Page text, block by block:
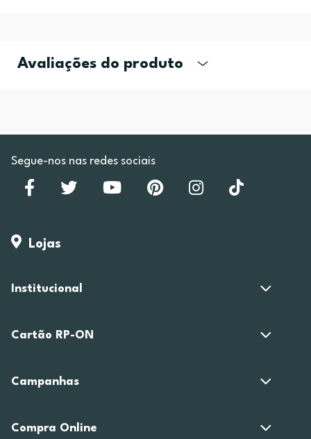
Avaliações do produto
Segue-nos nas redes sociais
Lojas
Institucional
Cartão RP-ON
Campanhas
Compra Online